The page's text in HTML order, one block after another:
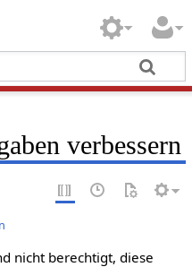
verbessern
nicht berechtigt, diese